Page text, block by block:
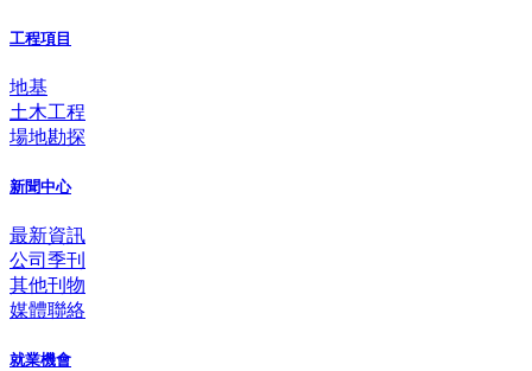
工程項目
地基
土木工程
場地勘探
新聞中心
最新資訊
公司季刊
其他刊物
媒體聯絡
就業機會